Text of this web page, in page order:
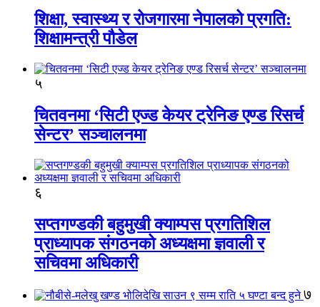
शिक्षा, स्वास्थ्य र रोजगारमा नेपालको प्रगति:
शिक्षामन्त्री पौडेल
५
चितवनमा ‘सिटी एज्ड केयर ट्रेनिङ एण्ड रिसर्च
सेन्टर’ सञ्चालनमा
६
सप्तगण्डकी बहुमुखी क्याम्पस प्रगतिशिल
प्राध्यापक संगठनको अध्यक्षमा ज्ञवाली र
सचिवमा अधिकारी
७